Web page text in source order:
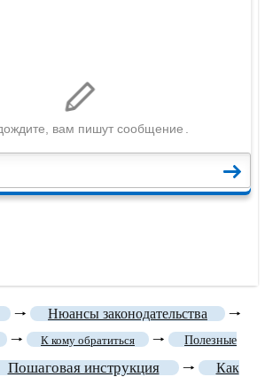
🠒 Нюансы законодательства 🠒
🠒 К кому обратиться 🠒 Полезные
Пошаговая инструкция 🠒
Как